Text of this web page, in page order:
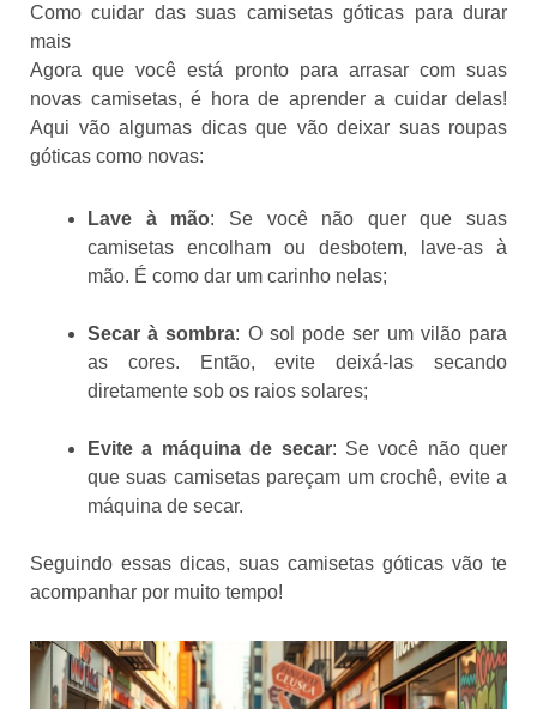
Como cuidar das suas camisetas góticas para durar
mais
Agora que você está pronto para arrasar com suas
novas camisetas, é hora de aprender a cuidar delas!
Aqui vão algumas dicas que vão deixar suas roupas
góticas como novas:
Lave à mão: Se você não quer que suas
camisetas encolham ou desbotem, lave-as à
mão. É como dar um carinho nelas;
Secar à sombra: O sol pode ser um vilão para
as cores. Então, evite deixá-las secando
diretamente sob os raios solares;
Evite a máquina de secar: Se você não quer
que suas camisetas pareçam um crochê, evite a
máquina de secar.
Seguindo essas dicas, suas camisetas góticas vão te
acompanhar por muito tempo!